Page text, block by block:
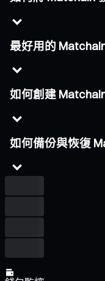
最好用的
如何創建
如何備份與恢復